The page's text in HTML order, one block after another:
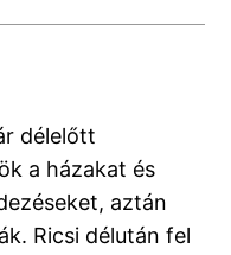
délelőtt
a házakat és
aztán
Ricsi délután fel